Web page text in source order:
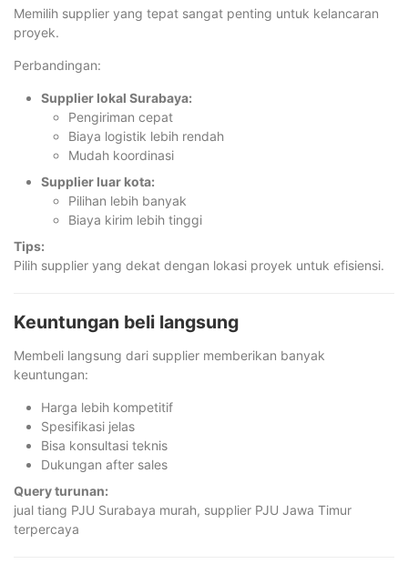
Memilih supplier yang tepat sangat penting untuk kelancaran
proyek.
Perbandingan:
Supplier lokal Surabaya:
Pengiriman cepat
Biaya logistik lebih rendah
Mudah koordinasi
Supplier luar kota:
Pilihan lebih banyak
Biaya kirim lebih tinggi
Tips:
Pilih supplier yang dekat dengan lokasi proyek untuk efisiensi.
Keuntungan beli langsung
Membeli langsung dari supplier memberikan banyak
keuntungan:
Harga lebih kompetitif
Spesifikasi jelas
Bisa konsultasi teknis
Dukungan after sales
Query turunan:
jual tiang PJU Surabaya murah, supplier PJU Jawa Timur
terpercaya